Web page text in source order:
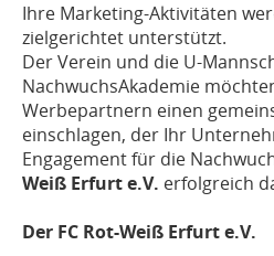
Ihre Marketing-Aktivitäten
zielgerichtet unterstützt.
Der Verein und die U-
NachwuchsAkademie
Werbepartnern einen
einschlagen, der Ihr
Engagement für die
Weiß Erfurte.V. erfolgreich
Der FC Rot-Weiß Erfurt e.V.